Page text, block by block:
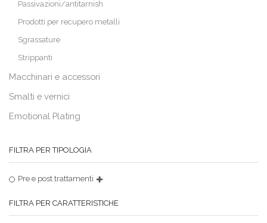
Passivazioni/antitarnish
Prodotti per recupero metalli
Sgrassature
Strippanti
Macchinari e accessori
Smalti e vernici
Emotional Plating
FILTRA PER TIPOLOGIA
Pre e post trattamenti
FILTRA PER CARATTERISTICHE